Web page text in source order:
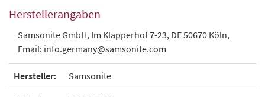
Herstellerangaben
Samsonite GmbH, Im Klapperhof 7-23, DE 50670 Köln,
Email: info.germany@samsonite.com
Hersteller: Samsonite